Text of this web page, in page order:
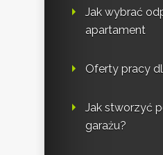
Jak wybrać
apartament
Oferty pracy
Jak stworzyć
garażu?